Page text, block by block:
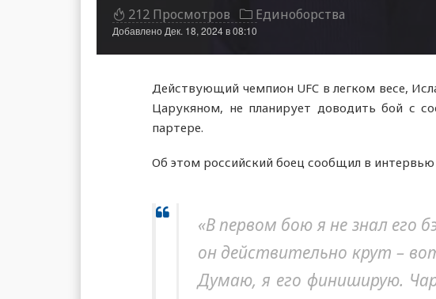
212 Просмотров Единоборства
Добавлено Дек. 18, 2024 в 08:10
Действующий чемпион UFC в легком весе,
Царукяном, не планирует доводить бой с
партере.
Об этом российский боец сообщил в
«В первом бою я не знал его
он действительно крут –
Думаю, я его финиширую.